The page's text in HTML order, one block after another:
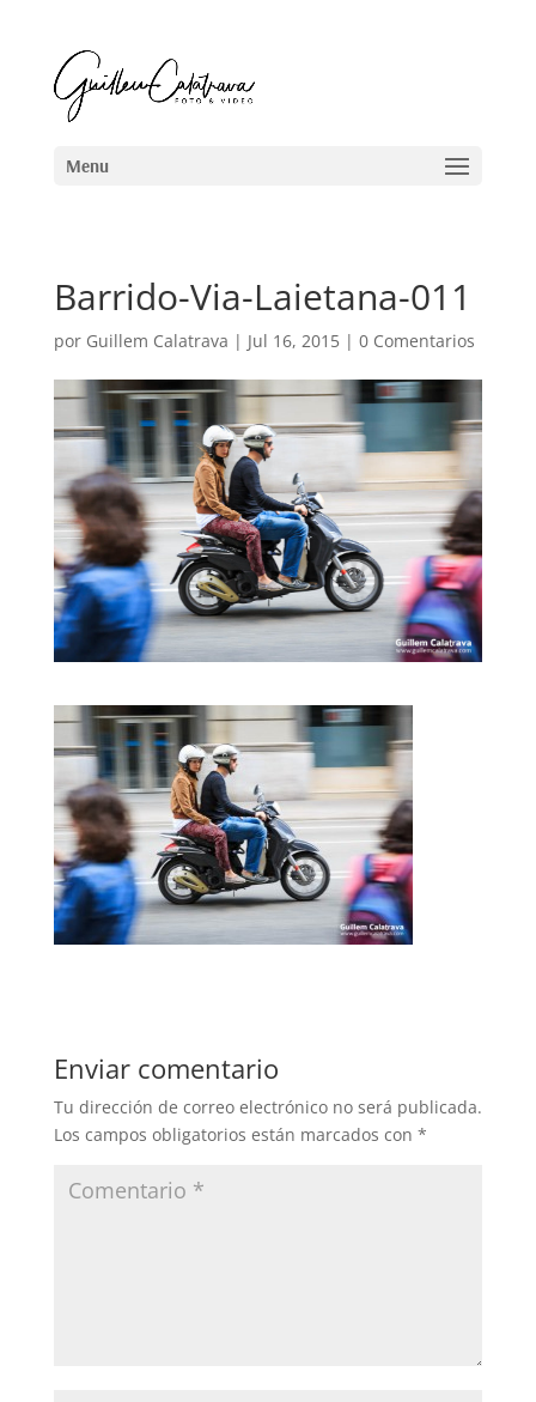
Barrido-Via-Laietana-011
por Guillem Calatrava | Jul 16, 2015| 0 Comentarios
Enviar comentario
Tu dirección de correo electrónico no será publicada.
Los campos obligatorios están marcados con *